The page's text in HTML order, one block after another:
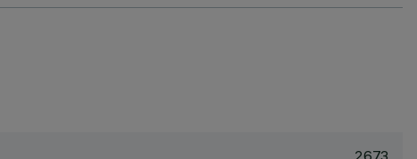
2673